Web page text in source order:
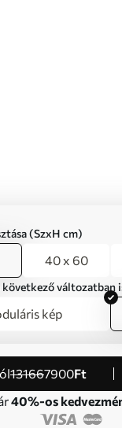
(SzxH cm)
40 x 60
következő változatban
kép
Tól131667900Ft
40%-os